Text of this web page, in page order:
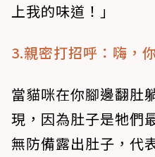
上我的味道！」
3.親密打招呼：嗨，
當貓咪在你腳邊翻肚
現，因為肚子是牠們
無防備露出肚子，代